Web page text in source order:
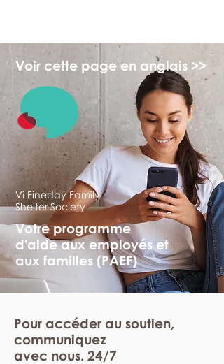
Voir cette page en anglais >>
Vi Fineday Family
Shelter Society
Votre programme
d'aide aux employés et
aux familles (PAEF)
Pour accéder au soutien,
communiquez
avec nous. 24/7